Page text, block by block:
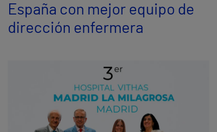
Información útil
España con mejor equipo de
dirección enfermera